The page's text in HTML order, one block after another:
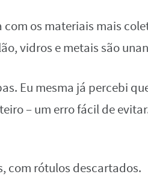
os materiais mais
vidros e metais são
Eu mesma já percebi
– um erro fácil de
com rótulos descartados.